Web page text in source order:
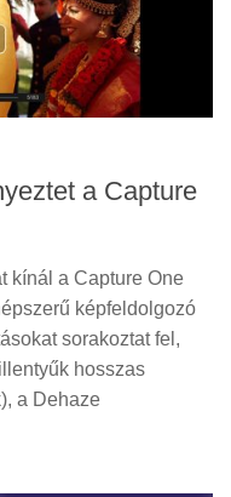
a Capture
kínál a Capture One
képfeldolgozó
sorakoztat fel,
hosszas
a Dehaze